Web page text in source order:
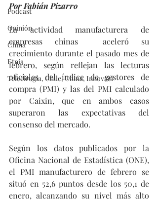
Podcast
Opinión
China
Etnia
Telecirugía, Chile, China, Innovaci
Por Fabián Pizarro
La actividad manufacturera de
empresas chinas  aceleró su
crecimiento durante el pasado mes de
febrero, según reflejan las lecturas
oficiales del índice de gestores de
compra (PMI) y las del PMI calculado
por Caixin, que en ambos casos
superaron las expectativas del
consenso del mercado.
Según los datos publicados por la
Oficina Nacional de Estadística (ONE),
el PMI manufacturero de febrero se
situó en 52,6 puntos desde los 50,1 de
enero, alcanzando su nivel más alto